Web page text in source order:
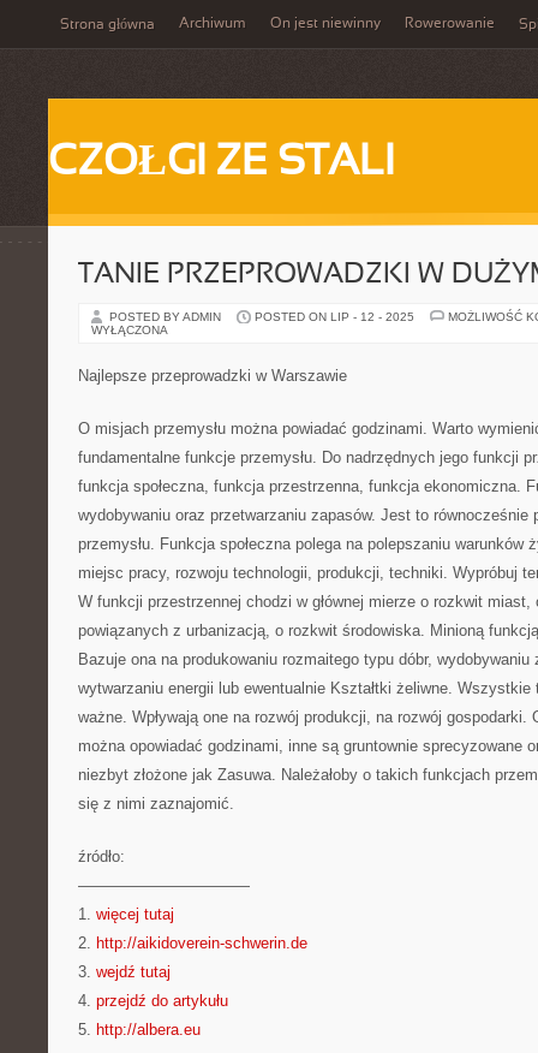
Strona główna Archiwum On jest niewinny Rowerowanie
CZOŁGI ZE STALI
TANIE PRZEPROWADZKI W
POSTED BY ADMIN POSTED ON LIP - 12 - 2025
MOŻLIWOŚĆ
WYŁĄCZONA
Najlepsze przeprowadzki w Warszawie
O misjach przemysłu można powiadać godzinami. Warto
fundamentalne funkcje przemysłu. Do nadrzędnych jego funkcji
funkcja społeczna, funkcja przestrzenna, funkcja ekonomiczna.
wydobywaniu oraz przetwarzaniu zapasów. Jest to równocześnie
przemysłu. Funkcja społeczna polega na polepszaniu warunków
miejsc pracy, rozwoju technologii, produkcji, techniki. Wypróbuj
W funkcji przestrzennej chodzi w głównej mierze o rozkwit miast,
powiązanych z urbanizacją, o rozkwit środowiska. Minioną
Bazuje ona na produkowaniu rozmaitego typu dóbr, wydobywaniu
wytwarzaniu energii lub ewentualnie Kształtki żeliwne.
ważne. Wpływają one na rozwój produkcji, na rozwój
można opowiadać godzinami, inne są gruntownie sprecyzowane
niezbyt złożone jak Zasuwa. Należałoby o takich funkcjach
się z nimi zaznajomić.
źródło:
———————————
1. więcej tutaj
2. http://aikidoverein-schwerin.de
3. wejdź tutaj
4. przejdź do artykułu
5. http://albera.eu